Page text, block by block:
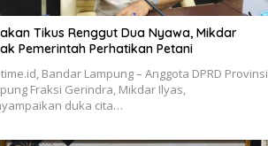
Tikus Renggut Dua Nyawa, Mikdar
Pemerintah Perhatikan Petani
Bandar Lampung – Anggota DPRD Provinsi
Fraksi Gerindra, Mikdar Ilyas,
duka cita…